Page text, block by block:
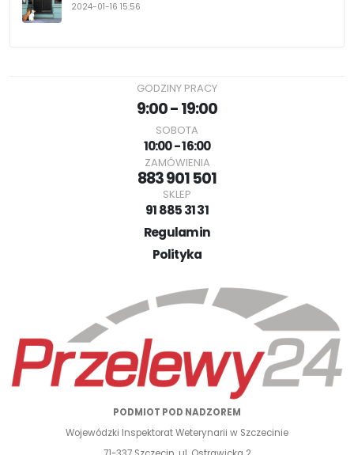
2024-01-16 15:56
GODZINY PRACY
9:00 - 19:00
SOBOTA
10:00 - 16:00
ZAMÓWIENIA
883 901 501
SKLEP
91 885 31 31
Regulamin
Polityka
PODMIOT POD NADZOREM
Wojewódzki Inspektorat Weterynarii w Szczecinie